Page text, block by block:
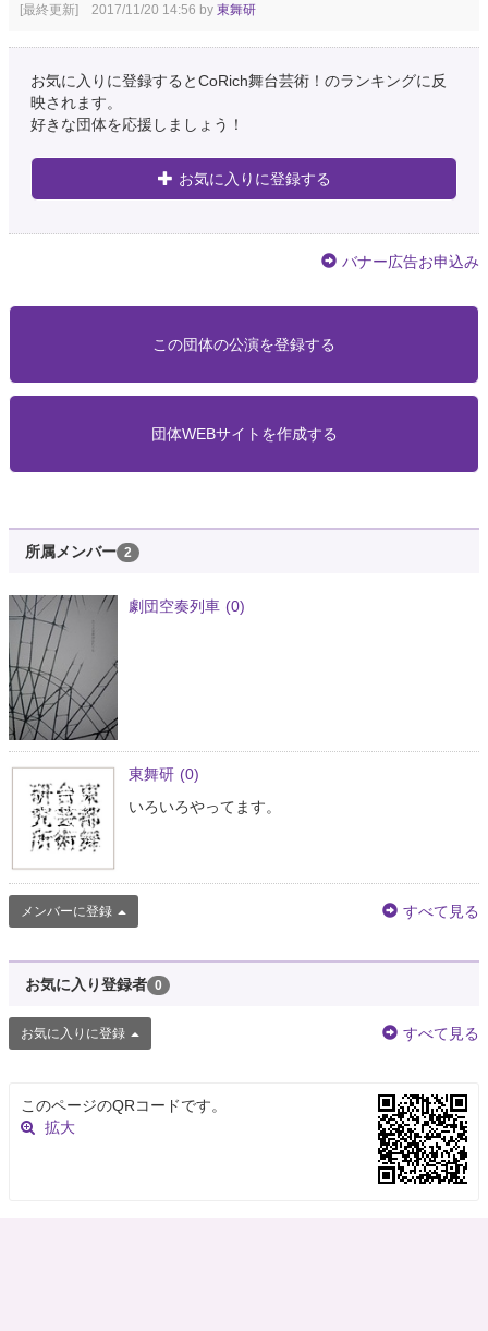
[最終更新] 2017/11/20 14:56 by 東舞研
お気に入りに登録するとCoRich舞台芸術！のランキングに反
映されます。
好きな団体を応援しましょう！
お気に入りに登録する
バナー広告お申込み
この団体の公演を登録する
団体WEBサイトを作成する
所属メンバー 2
劇団空奏列車 (0)
東舞研 (0)
いろいろやってます。
メンバーに登録 すべて見る
お気に入り登録者 0
お気に入りに登録 すべて見る
このページのQRコードです。
拡大